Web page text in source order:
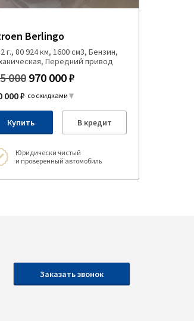
Berlingo
г., 80 924 км, 1600 см3, Бензин,
Передний привод
000970 000 ₽
000 ₽ со скидками
Купить В кредит
Юридически чистый
и проверенный автомобиль